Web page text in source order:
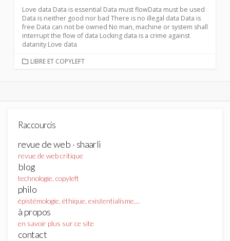
Love data Data is essential Data must flowData must be used
Data is neither good nor bad There is no illegal data Data is
free Data can not be owned No man, machine or system shall
interrupt the flow of data Locking data is a crime against
datanity Love data
CATEGORIES
LIBRE ET COPYLEFT
Raccourcis
revue de web · shaarli
revue de web critique
blog
technologie, copyleft
philo
épistémologie, éthique, existentialisme,...
à propos
en savoir plus sur ce site
contact